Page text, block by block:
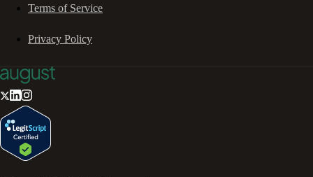
Terms of Service
Privacy Policy